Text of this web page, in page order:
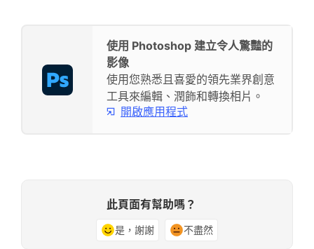
使用 Photoshop 建立令人驚豔的
影像
使用您熟悉且喜愛的領先業界創意
工具來編輯、潤飾和轉換相片。
開啟應用程式
此頁面有幫助嗎？
是，謝謝 不盡然